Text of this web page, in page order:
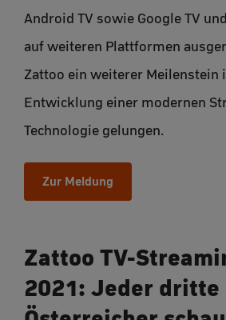
Android TV sowie Google TV
auf weiteren Plattformen
Zattoo ein weiterer Meilenstein
Entwicklung einer modernen
Technologie gelungen.
Zur Meldung
Zattoo TV-
2021: Jeder dritte